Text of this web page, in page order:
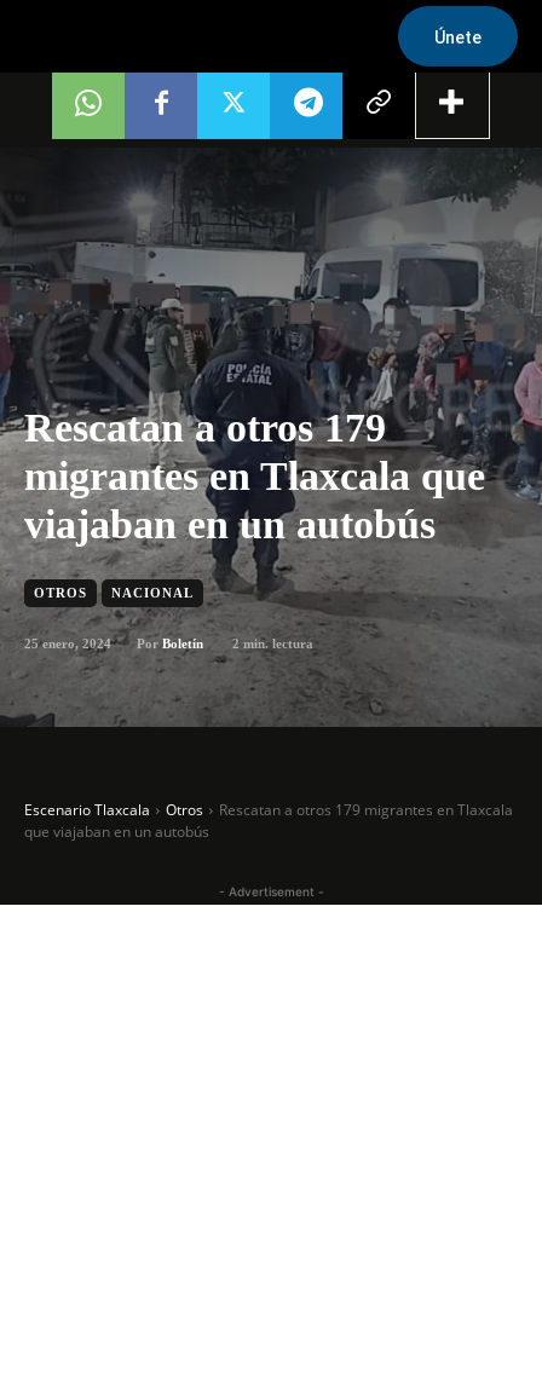
Únete
Rescatan a otros 179
migrantes en Tlaxcala que
viajaban en un autobús
OTROS NACIONAL
25 enero, 2024 Por Boletín 2 min. lectura
Escenario Tlaxcala Otros
Rescatan a otros 179 migrantes en Tlaxcala
que viajaban en un autobús
- Advertisement -